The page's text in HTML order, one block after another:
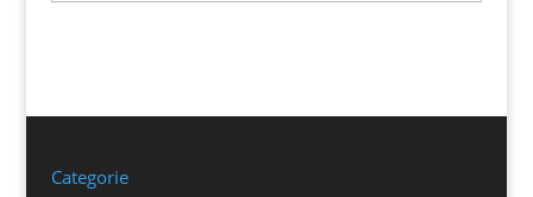
Categorie